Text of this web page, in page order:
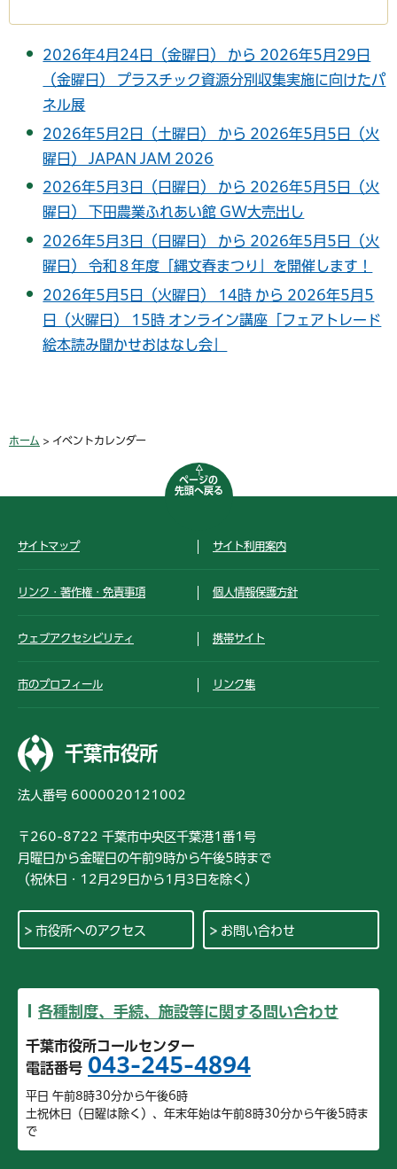
2026年4月24日（金曜日） から 2026年5月29日
（金曜日） プラスチック資源分別収集実施に向けたパ
ネル展
2026年5月2日（土曜日） から 2026年5月5日（火
曜日） JAPAN JAM 2026
2026年5月3日（日曜日） から 2026年5月5日（火
曜日） 下田農業ふれあい館 GW大売出し
2026年5月3日（日曜日） から 2026年5月5日（火
曜日） 令和８年度「縄文春まつり」を開催します！
2026年5月5日（火曜日） 14時 から 2026年5月5
日（火曜日） 15時 オンライン講座「フェアトレード
絵本読み聞かせおはなし会」
ホーム > イベントカレンダー
ページの
先頭へ戻る
サイトマップ サイト利用案内
リンク・著作権・免責事項 個人情報保護方針
ウェブアクセシビリティ 携帯サイト
市のプロフィール リンク集
千葉市役所
法人番号 6000020121002
〒260-8722 千葉市中央区千葉港1番1号
月曜日から金曜日の午前9時から午後5時まで
（祝休日・12月29日から1月3日を除く）
市役所へのアクセス お問い合わせ
各種制度、手続、施設等に関する問い合わせ
千葉市役所コールセンター
電話番号 043-245-4894
平日 午前8時30分から午後6時
土祝休日（日曜は除く）、年末年始は午前8時30分から午後5時ま
で